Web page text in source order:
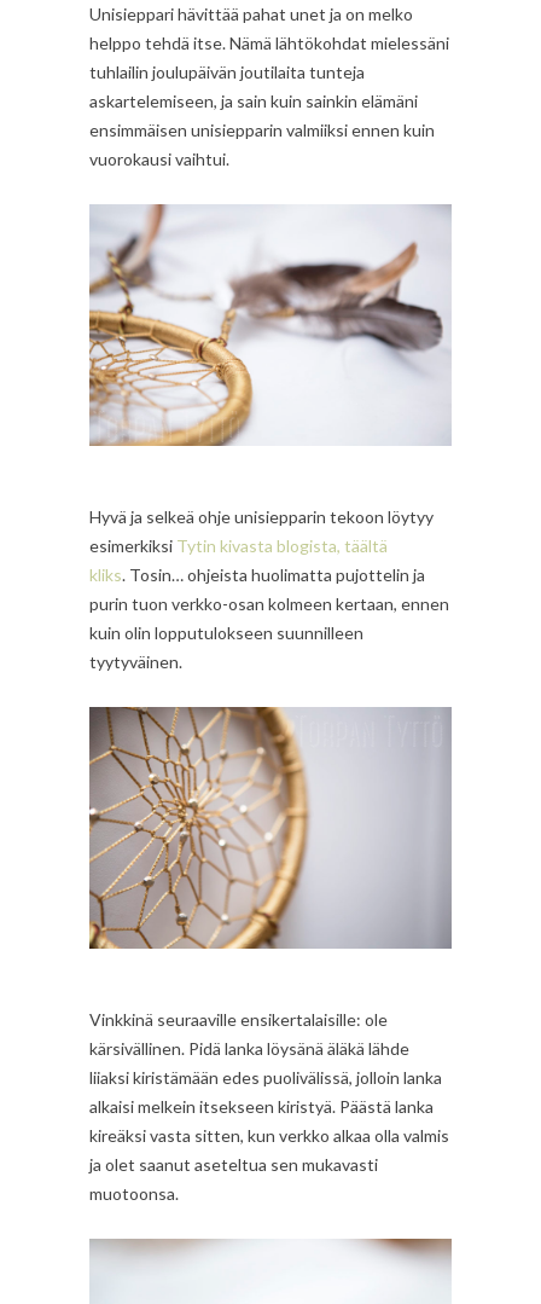
Unisieppari hävittää pahat unet ja on melko
helppo tehdä itse. Nämä lähtökohdat mielessäni
tuhlailin joulupäivän joutilaita tunteja
askartelemiseen, ja sain kuin sainkin elämäni
ensimmäisen unisiepparin valmiiksi ennen kuin
vuorokausi vaihtui.
Hyvä ja selkeä ohje unisiepparin tekoon löytyy
esimerkiksi Tytin kivasta blogista, täältä
kliks. Tosin… ohjeista huolimatta pujottelin ja
purin tuon verkko-osan kolmeen kertaan, ennen
kuin olin lopputulokseen suunnilleen
tyytyväinen.
Vinkkinä seuraaville ensikertalaisille: ole
kärsivällinen. Pidä lanka löysänä äläkä lähde
liiaksi kiristämään edes puolivälissä, jolloin lanka
alkaisi melkein itsekseen kiristyä. Päästä lanka
kireäksi vasta sitten, kun verkko alkaa olla valmis
ja olet saanut aseteltua sen mukavasti
muotoonsa.